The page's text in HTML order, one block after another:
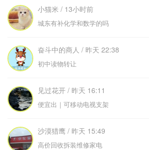
小猫米 / 13小时前
城东有补化学和数学的吗
奋斗中的商人 / 昨天 22:38
初中读物转让
见过花开 / 昨天 16:11
便宜出｜可移动电视支架
沙漠猎鹰 / 昨天 15:49
高价回收拆装维修家电